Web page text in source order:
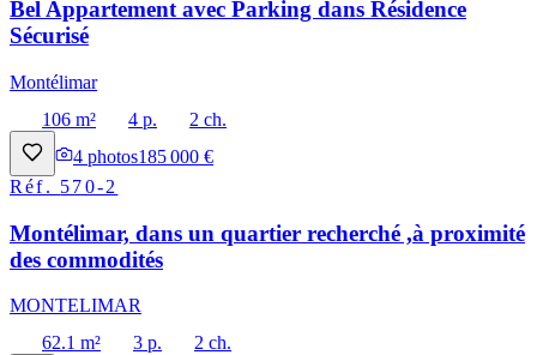
Bel Appartement avec Parking dans Résidence
Sécurisé
Montélimar
106 m²
4 p.
2 ch.
4 photos185 000 €
Réf. 570-2
Montélimar, dans un quartier recherché ,à proximité
des commodités
MONTELIMAR
62.1 m²
3 p.
2 ch.